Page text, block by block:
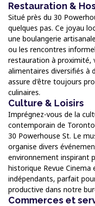
Restauration &
Situé près du 30
quelques pas. Ce joyau
une boulangerie
ou les rencontres
restauration à proximité,
alimentaires diversifiés à
assure d'être toujours
culinaires.
Culture & Loisirs
Imprégnez-vous de la
contemporain de
30 Powerhouse St. Le
organise divers
environnement inspirant
historique Revue
indépendants, parfait
productive dans notre
Commerces et